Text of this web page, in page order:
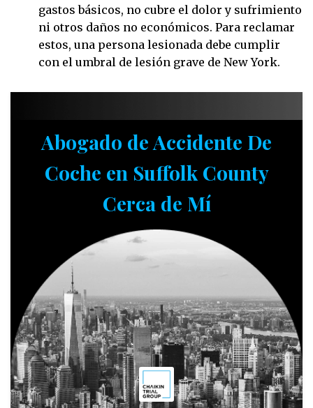
gastos básicos, no cubre el dolor y sufrimiento
ni otros daños no económicos. Para reclamar
estos, una persona lesionada debe cumplir
con el umbral de lesión grave de New York.
Abogado de Accidente De
Coche en Suffolk County
Cerca de Mí